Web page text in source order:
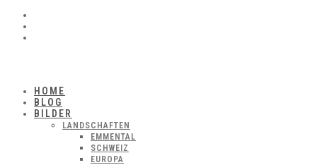
HOME
BLOG
BILDER
LANDSCHAFTEN
EMMENTAL
SCHWEIZ
EUROPA